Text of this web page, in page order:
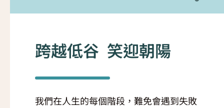
照顧者故事分享
跨越低谷 笑迎朝陽
我們在人生的每個階段，難免會遇到失敗